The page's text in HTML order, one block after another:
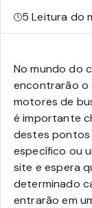
5Leitura do
No mundo do
encontrarão o
motores de
é importante
destes pontos
específico ou
site e espera
determinado
entrarão em